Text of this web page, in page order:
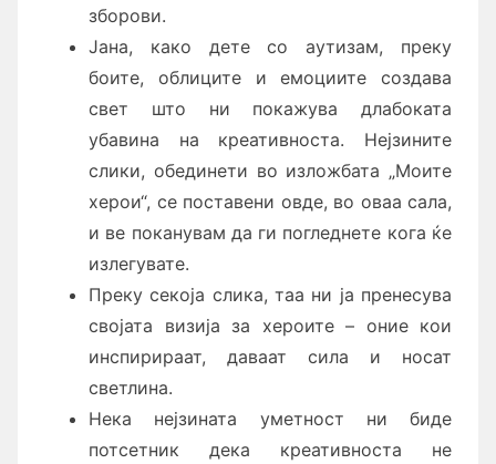
зборови.
Јана, како дете со аутизам, преку
боите, облиците и емоциите создава
свет што ни покажува длабоката
убавина на креативноста. Нејзините
слики, обединети во изложбата „Моите
херои“, се поставени овде, во оваа сала,
и ве поканувам да ги погледнете кога ќе
излегувате.
Преку секоја слика, таа ни ја пренесува
својата визија за хероите – оние кои
инспирираат, даваат сила и носат
светлина.
Нека нејзината уметност ни биде
потсетник дека креативноста не